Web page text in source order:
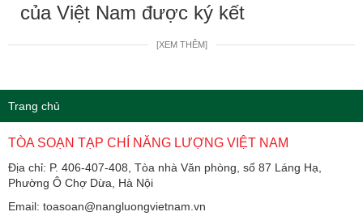
của Việt Nam được ký kết
[XEM THÊM]
Trang chủ
TÒA SOẠN TẠP CHÍ NĂNG LƯỢNG VIỆT NAM
Địa chỉ: P. 406-407-408, Tòa nhà Văn phòng, số 87 Láng Hạ,
Phường Ô Chợ Dừa, Hà Nội
Email: toasoan@nangluongvietnam.vn